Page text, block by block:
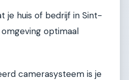
je huis of bedrijf in Sint-
optimaal
camerasysteem is je